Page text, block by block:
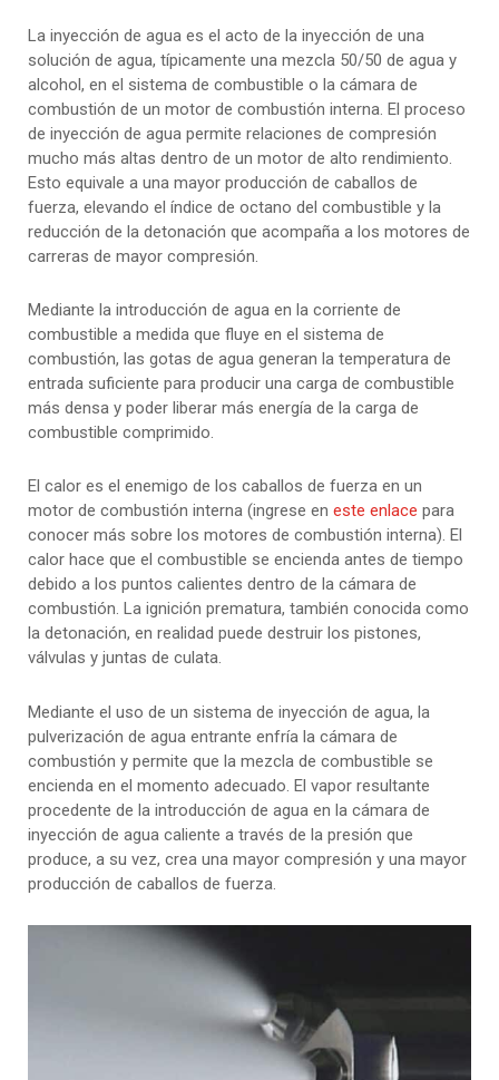
La inyección de agua es el acto de la inyección de una
solución de agua, típicamente una mezcla 50/50 de agua y
alcohol, en el sistema de combustible o la cámara de
combustión de un motor de combustión interna. El proceso
de inyección de agua permite relaciones de compresión
mucho más altas dentro de un motor de alto rendimiento.
Esto equivale a una mayor producción de caballos de
fuerza, elevando el índice de octano del combustible y la
reducción de la detonación que acompaña a los motores de
carreras de mayor compresión.
Mediante la introducción de agua en la corriente de
combustible a medida que fluye en el sistema de
combustión, las gotas de agua generan la temperatura de
entrada suficiente para producir una carga de combustible
más densa y poder liberar más energía de la carga de
combustible comprimido.
El calor es el enemigo de los caballos de fuerza en un
motor de combustión interna (ingrese en este enlace para
conocer más sobre los motores de combustión interna). El
calor hace que el combustible se encienda antes de tiempo
debido a los puntos calientes dentro de la cámara de
combustión. La ignición prematura, también conocida como
la detonación, en realidad puede destruir los pistones,
válvulas y juntas de culata.
Mediante el uso de un sistema de inyección de agua, la
pulverización de agua entrante enfría la cámara de
combustión y permite que la mezcla de combustible se
encienda en el momento adecuado. El vapor resultante
procedente de la introducción de agua en la cámara de
inyección de agua caliente a través de la presión que
produce, a su vez, crea una mayor compresión y una mayor
producción de caballos de fuerza.